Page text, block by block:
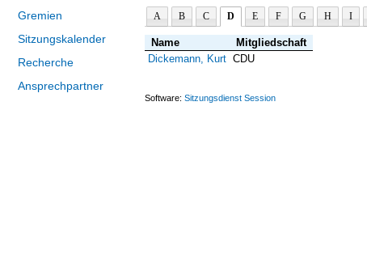
Gremien
Sitzungskalender
Recherche
Ansprechpartner
A B C D E F G H I
Name
Mitgliedschaft
Dickemann, Kurt CDU
Software:Sitzungsdienst Session